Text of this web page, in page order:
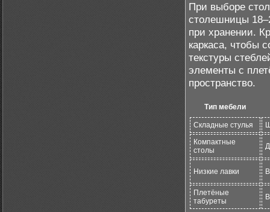
При выборе
столешницы
при хранении.
каркаса, чтобы
текстуры
элементы с
пространство.
Тип мебели
Складные стулья
Компактные
столы
Низкие лавки
Плетёные
табуреты